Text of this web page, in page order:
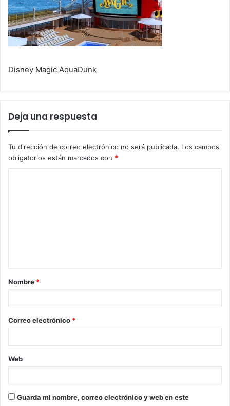
Disney Magic AquaDunk
Deja una respuesta
Tu dirección de correo electrónico no será publicada. Los campos
obligatorios están marcados con *
a
r
*
Nombre *
Correo electrónico *
Web
Guarda mi nombre, correo electrónico y web en este